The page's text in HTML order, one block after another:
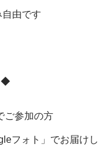
由です
◆
ご参加の方
フォト」でお届けし